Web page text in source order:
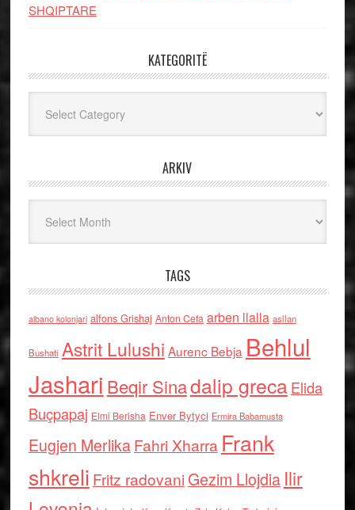
SHQIPTARE
KATEGORITË
ARKIV
TAGS
albano kolonjari alfons Grishaj Anton Cefa arben llalla asllan
Bushati Astrit Lulushi Aurenc Bebja Behlul
Jashari Beqir Sinadalip grecaElida
Buçpapaj Elmi Berisha Enver Bytyci Ermira Babamusta
Eugjen MerlikaFahri Xharra Frank
shkreli Fritz radovaniGezim Llojdia Ilir